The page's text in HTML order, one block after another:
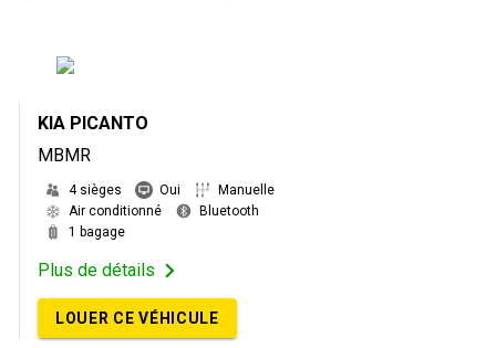
KIA PICANTO
MBMR
4 sièges Oui
Manuelle
Air conditionné
Bluetooth
1 bagage
Plus de détails
LOUER CE VÉHICULE